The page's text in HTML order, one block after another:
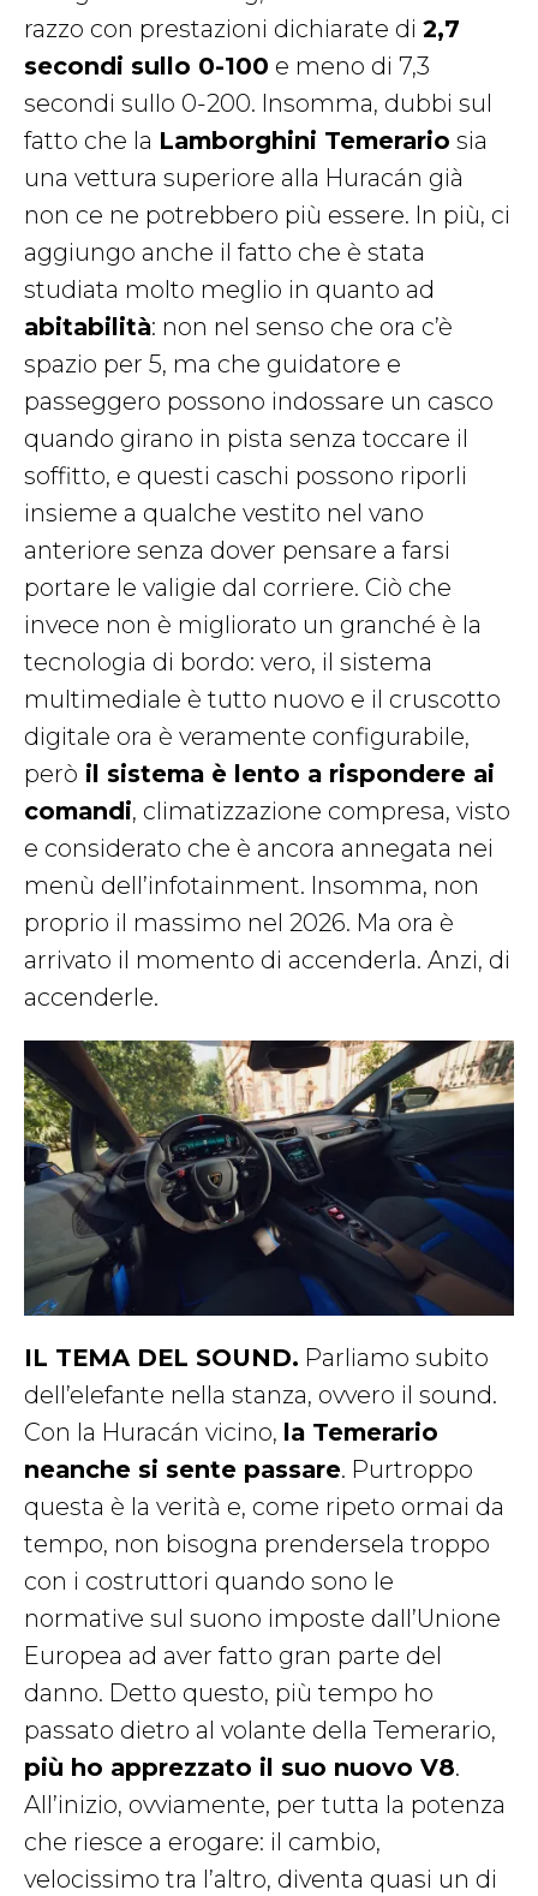
razzo con prestazioni dichiarate di 2,7
secondi sullo 0-100 e meno di 7,3
secondi sullo 0-200. Insomma, dubbi sul
fatto che la Lamborghini Temerario sia
una vettura superiore alla Huracán già
non ce ne potrebbero più essere. In più, ci
aggiungo anche il fatto che è stata
studiata molto meglio in quanto ad
abitabilità: non nel senso che ora c’è
spazio per 5, ma che guidatore e
passeggero possono indossare un casco
quando girano in pista senza toccare il
soffitto, e questi caschi possono riporli
insieme a qualche vestito nel vano
anteriore senza dover pensare a farsi
portare le valigie dal corriere. Ciò che
invece non è migliorato un granché è la
tecnologia di bordo: vero, il sistema
multimediale è tutto nuovo e il cruscotto
digitale ora è veramente configurabile,
però il sistema è lento a rispondere ai
comandi, climatizzazione compresa, visto
e considerato che è ancora annegata nei
menù dell’infotainment. Insomma, non
proprio il massimo nel 2026. Ma ora è
arrivato il momento di accenderla. Anzi, di
accenderle.
IL TEMA DEL SOUND. Parliamo subito
dell’elefante nella stanza, ovvero il sound.
Con la Huracán vicino, la Temerario
neanche si sente passare. Purtroppo
questa è la verità e, come ripeto ormai da
tempo, non bisogna prendersela troppo
con i costruttori quando sono le
normative sul suono imposte dall’Unione
Europea ad aver fatto gran parte del
danno. Detto questo, più tempo ho
passato dietro al volante della Temerario,
più ho apprezzato il suo nuovo V8.
All’inizio, ovviamente, per tutta la potenza
che riesce a erogare: il cambio,
velocissimo tra l’altro, diventa quasi un di